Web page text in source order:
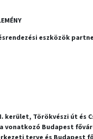
eszközök
kerület, Törökvészi út és
vonatkozó Budapest